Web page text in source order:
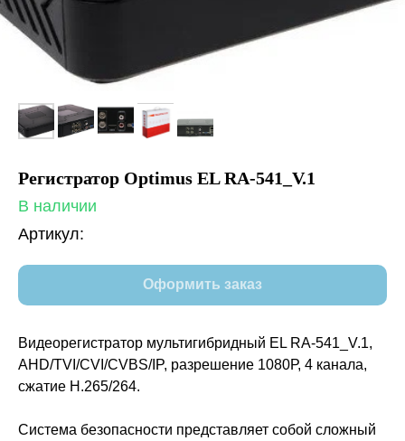
Регистратор Optimus EL RA-541_V.1
В наличии
Артикул:
Оформить заказ
Видеорегистратор мультигибридный EL RA-541_V.1,
AHD/TVI/CVI/CVBS/IP, разрешение 1080Р, 4 канала,
сжатие H.265/264.
Система безопасности представляет собой сложный